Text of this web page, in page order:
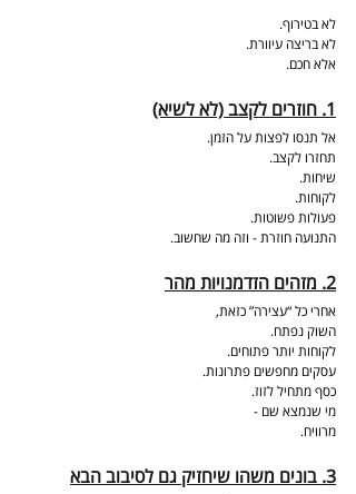
לא בטירוף.
לא בריצה עיוורת.
אלא חכם.
1. חוזרים לקצב (לא לשיא)
אל תנסו לפצות על הזמן.
תחזרו לקצב.
שיחות.
לקוחות.
פעולות פשוטות.
התנועה חוזרת - וזה מה שחשוב.
2. מזהים הזדמנויות מהר
אחרי כל “עצירה” כזאת,
השוק נפתח.
לקוחות יותר פתוחים.
עסקים מחפשים פתרונות.
כסף מתחיל לזוז.
מי שנמצא שם -
מרוויח.
3. בונים משהו שיחזיק גם לסיבוב הבא